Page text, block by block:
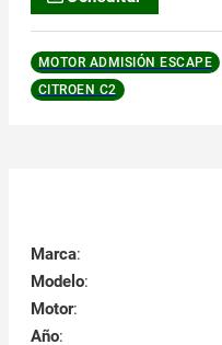
MOTOR ADMISIÓN ESCAPE
CITROEN C2
Marca:
Modelo:
Motor:
Año: